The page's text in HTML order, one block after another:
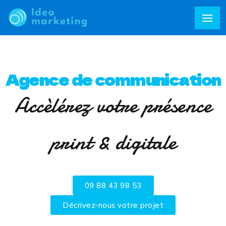
Agence de communication
Accèlérez votre présence
print & digitale
09 88 43 98 53
Décrivez-nous votre projet